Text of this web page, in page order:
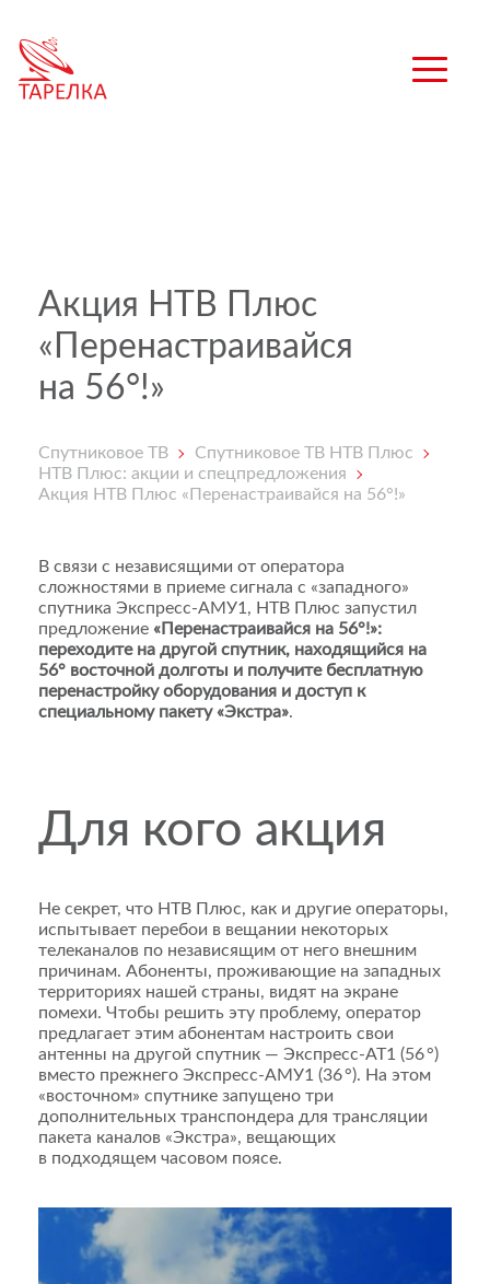
Акция НТВ Плюс
«Перенастраивайся
на 56°!»
Спутниковое ТВ
Спутниковое ТВ НТВ Плюс
НТВ Плюс: акции и спецпредложения
Акция НТВ Плюс «Перенастраивайся на 56°!»
В связи с независящими от оператора
сложностями в приеме сигнала с «западного»
спутника Экспресс-АМУ1, НТВ Плюс запустил
предложение «Перенастраивайся на 56°!»:
переходите на другой спутник, находящийся на
56° восточной долготы и получите бесплатную
перенастройку оборудования и доступ к
специальному пакету «Экстра».
Для кого акция
Не секрет, что НТВ Плюс, как и другие операторы,
испытывает перебои в вещании некоторых
телеканалов по независящим от него внешним
причинам. Абоненты, проживающие на западных
территориях нашей страны, видят на экране
помехи. Чтобы решить эту проблему, оператор
предлагает этим абонентам настроить свои
антенны на другой спутник — Экспресс‑АТ1 (56 °)
вместо прежнего Экспресс-АМУ1 (36 °). На этом
«восточном» спутнике запущено три
дополнительных транспондера для трансляции
пакета каналов «Экстра», вещающих
в подходящем часовом поясе.